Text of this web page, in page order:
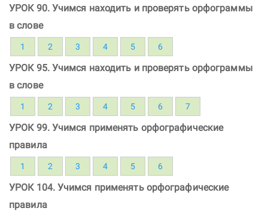
УРОК 90. Учимся находить и проверять орфограммы
в слове
1 2 3 4 5 6
УРОК 95. Учимся находить и проверять орфограммы
в слове
1 2 3 4 5 6 7
УРОК 99. Учимся применять орфографические
правила
1 2 3 4 5 6
УРОК 104. Учимся применять орфографические
правила